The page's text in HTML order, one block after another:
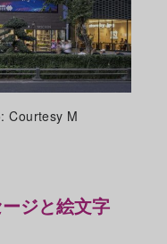
Courtesy M
ジと絵文字